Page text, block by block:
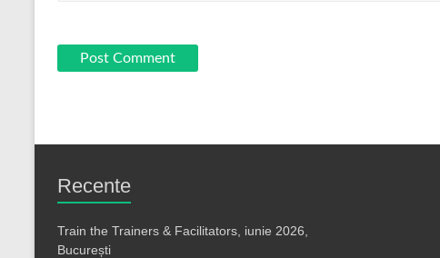
Recente
Train the Trainers & Facilitators, iunie 2026,
București